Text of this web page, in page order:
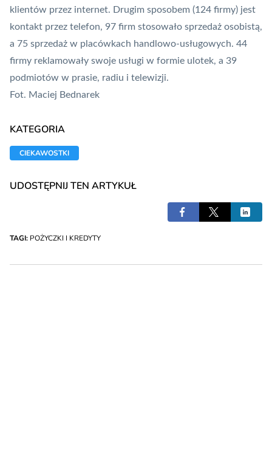
klientów przez internet. Drugim sposobem (124 firmy) jest
kontakt przez telefon, 97 firm stosowało sprzedaż osobistą,
a 75 sprzedaż w placówkach handlowo-usługowych. 44
firmy reklamowały swoje usługi w formie ulotek, a 39
podmiotów w prasie, radiu i telewizji.
Fot. Maciej Bednarek
KATEGORIA
CIEKAWOSTKI
UDOSTĘPNIJ TEN ARTYKUŁ
TAGI: POŻYCZKI I KREDYTY